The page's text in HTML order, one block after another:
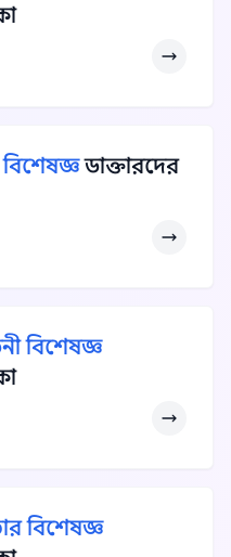
ডাক্তারদের
বিশেষজ্ঞ
বিশেষজ্ঞ